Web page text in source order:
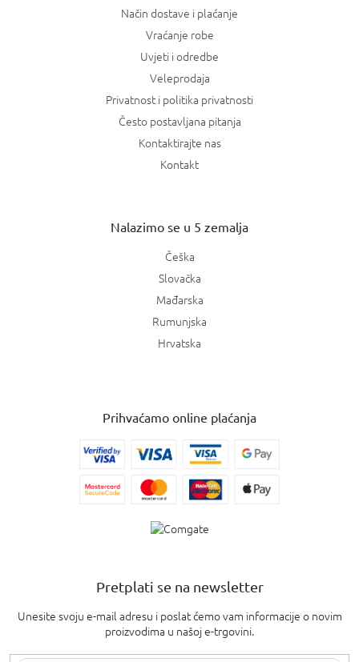
Način dostave i plaćanje
Vraćanje robe
Uvjeti i odredbe
Veleprodaja
Privatnost i politika privatnosti
Često postavljana pitanja
Kontaktirajte nas
Kontakt
Nalazimo se u 5 zemalja
Češka
Slovačka
Mađarska
Rumunjska
Hrvatska
Prihvaćamo online plaćanja
Pretplati se na newsletter
Unesite svoju e-mail adresu i poslat ćemo vam informacije o novim
proizvodima u našoj e-trgovini.